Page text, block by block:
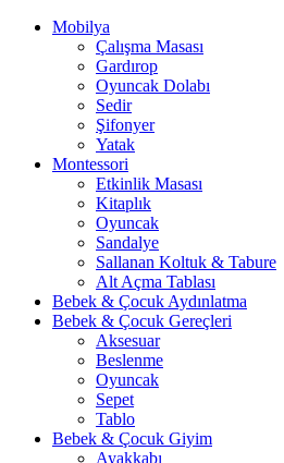
Mobilya
Çalışma Masası
Gardırop
⁠Oyuncak Dolabı
Sedir
Şifonyer
Yatak
Montessori
Etkinlik Masası
Kitaplık
Oyuncak
Sandalye
Sallanan Koltuk & Tabure
Alt Açma Tablası
Bebek & Çocuk Aydınlatma
Bebek & Çocuk Gereçleri
Aksesuar
Beslenme
Oyuncak
Sepet
Tablo
Bebek & Çocuk Giyim
Ayakkabı